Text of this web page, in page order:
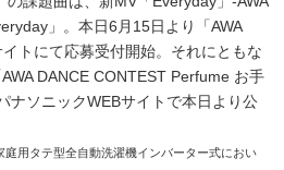
」。本日6月15日より「AWA
トにて応募受付開始。それにともな
DANCE CONTEST Perfume お手
ナソニックWEBサイトで本日より公
庭用タテ型全自動洗濯機インバーター式におい